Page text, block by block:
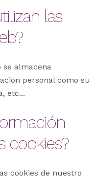
las
se almacena
personal como su
etc...
cookies?
cookies de nuestro